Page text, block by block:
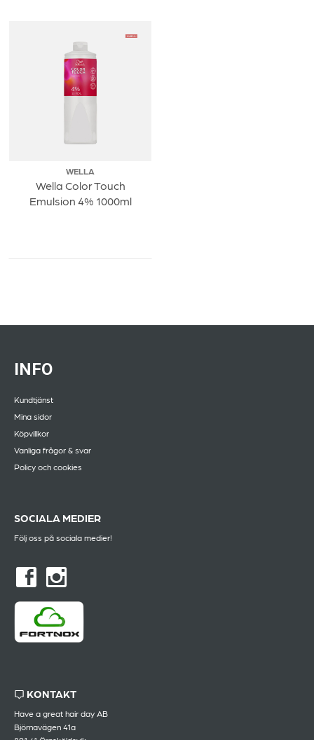
WELLA
Wella Color Touch
Emulsion 4% 1000ml
INFO
Kundtjänst
Mina sidor
Köpvillkor
Vanliga frågor & svar
Policy och cookies
SOCIALA MEDIER
Följ oss på sociala medier!
KONTAKT
Have a great hair day AB
Björnavägen 41a